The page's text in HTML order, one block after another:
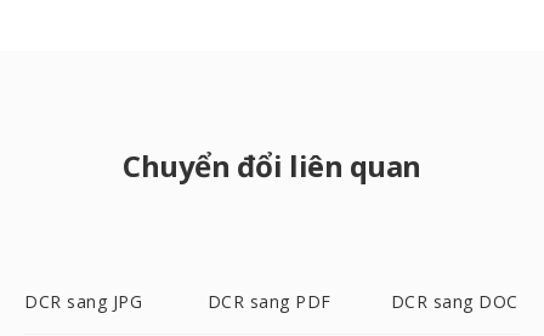
Chuyển đổi liên quan
DCR sang JPG DCR sang PDF DCR sang DOC